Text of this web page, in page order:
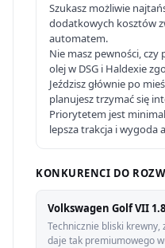
Szukasz możliwie
dodatkowych kosztów
automatem.
Nie masz pewności, czy
olej w DSG i Haldexie
Jeździsz głównie po
planujesz trzymać się
Priorytetem jest
lepsza trakcja i wygoda
KONKURENCI DO
Volkswagen Golf VII
Technicznie bliski krewny,
daje tak premiumowego